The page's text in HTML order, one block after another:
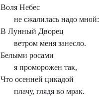
Воля Небес
не сжалилась надо мной:
В Лунный Дворец
ветром меня занесло.
Белыми росами
я проморожен так,
Что осенней цикадой
плачу, глядя во мрак.